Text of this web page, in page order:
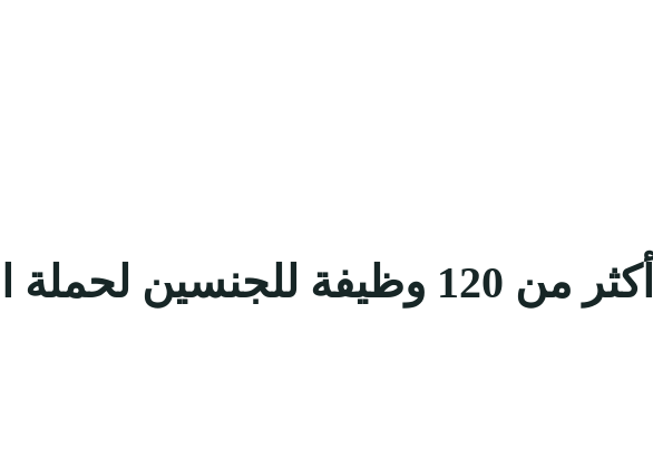
شركة باب رزق جميل توفر أكثر من 120 وظيفة